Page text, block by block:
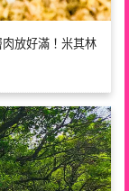
放好滿！米其林